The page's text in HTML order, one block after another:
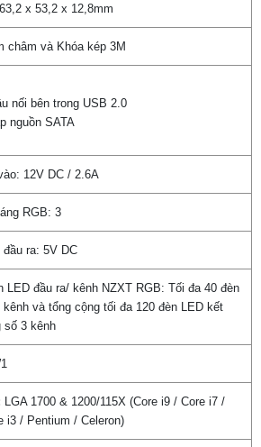
x 53,2 x 12,8mm
châm và Khóa kép 3M
nối bên trong USB 2.0
nguồn SATA
12V DC / 2.6A
RGB: 3
ra: 5V DC
LED đầu ra/ kênh NZXT RGB: Tối đa 40 đèn
kênh và tổng cộng tối đa 120 đèn LED kết
số 3 kênh
LGA 1700 & 1200/115X (Core i9 / Core i7 /
i3 / Pentium / Celeron)